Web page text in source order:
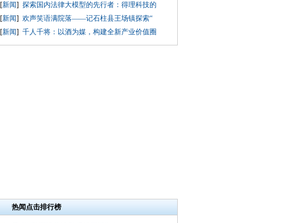
[新闻] 探索国内法律大模型的先行者：得理科技的
[新闻] 欢声笑语满院落——记石柱县王场镇探索“
[新闻] 千人千将：以酒为媒，构建全新产业价值圈
热闻点击排行榜